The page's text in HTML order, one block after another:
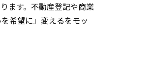
ます。不動産登記や商業
希望に」変えるをモッ